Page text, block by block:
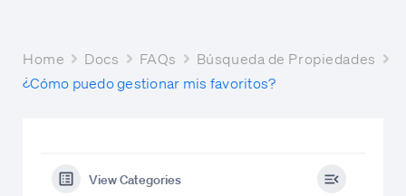
Home Docs FAQs
Búsqueda de Propiedades
¿Cómo puedo gestionar mis favoritos?
View Categories